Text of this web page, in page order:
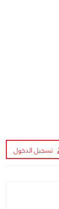
تسجيل الدخول